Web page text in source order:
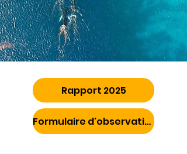
Rapport 2025
Formulaire d'observation